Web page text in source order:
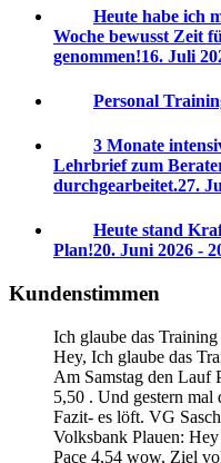
Heute habe ich
Woche bewusst Zeit
genommen!16. Juli
Personal
3 Monate
Lehrbrief zum
durchgearbeitet.27.
Heute stand
Plan!20. Juni 2026 -
Kundenstimmen
Ich glaube das
Hey, Ich glaube das
Am Samstag den Lauf
5,50 . Und gestern mal
Fazit- es löft. VG
Volksbank Plauen: Hey
Pace 4,54 wow, Ziel